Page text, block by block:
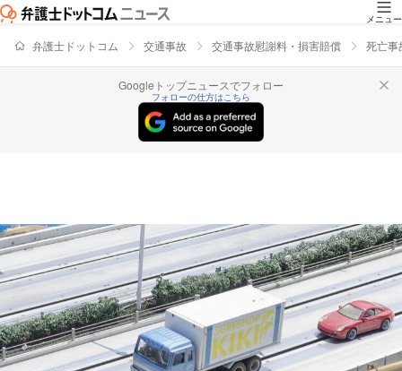
メニュー
弁護士ドットコム 交通事故 交通事故慰謝料・損害賠償 死亡事
Googleトップニュースでフォロー
フォローの仕方はこちら